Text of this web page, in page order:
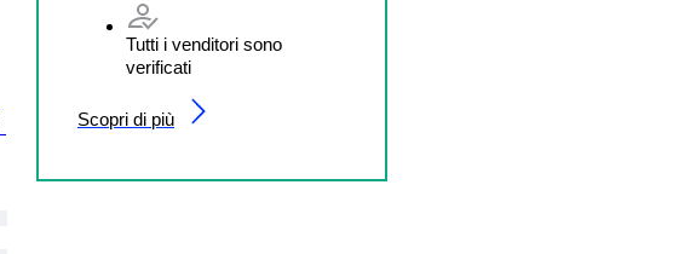
Tutti i venditori sono
verificati
Scopri di più